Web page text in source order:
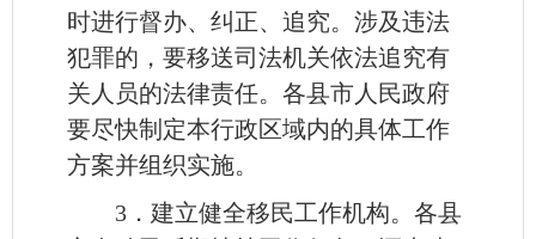
时进行督办、纠正、追究。涉及违法
犯罪的，要移送司法机关依法追究有
关人员的法律责任。各县市人民政府
要尽快制定本行政区域内的具体工作
方案并组织实施。
3．建立健全移民工作机构。各县